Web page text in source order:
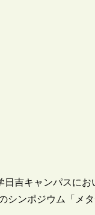
日吉キャンパスに
ンポジウム「メ